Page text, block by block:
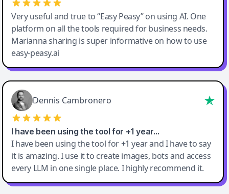
Very useful and true to “Easy Peasy” on using AI. One
platform on all the tools required for business needs.
Marianna sharing is super informative on how to use
easy-peasy.ai
Dennis Cambronero
I have been using the tool for +1 year…
I have been using the tool for +1 year and I have to say
it is amazing. I use it to create images, bots and access
every LLM in one single place. I highly recommend it.